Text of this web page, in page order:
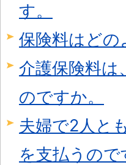
す。
保険料はど
介護保険料は
のですか。
夫婦で2人と
を支払うので